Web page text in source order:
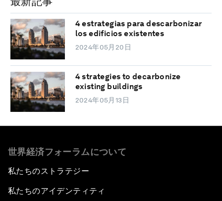
4 estrategias para descarbonizar
los edificios existentes
2024年05月20日
4 strategies to decarbonize
existing buildings
2024年05月13日
世界経済フォーラムについて
私たちのストラテジー
私たちのアイデンティティ